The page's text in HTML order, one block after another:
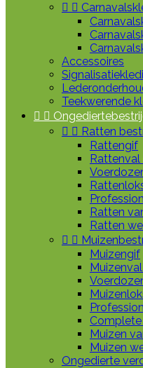
 
Accessoires
Teekwerende
 
  Ratten
Rattengif
Rattenval
Ratten
Ratten
 
Muizengif
Muizen
Muizen
Ongedierte